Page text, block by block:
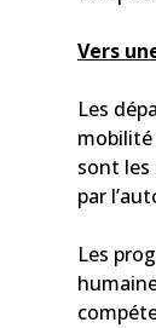
Vers
Les
mobilité
sont les
par
Les